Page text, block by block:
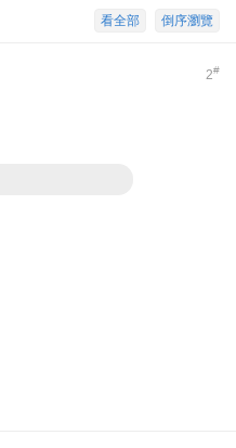
倒序瀏覽
看全部
2#